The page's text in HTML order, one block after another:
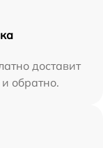
доставит
обратно.